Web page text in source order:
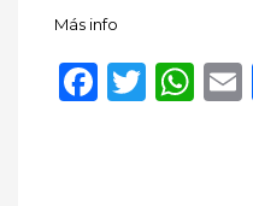
Más info